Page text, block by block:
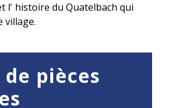
l' histoire du Quatelbach qui
village.
pièces